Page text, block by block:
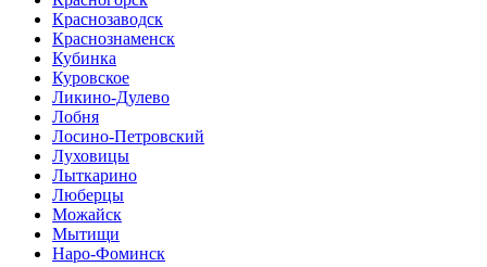
Краснозаводск
Краснознаменск
Кубинка
Куровское
Ликино-Дулево
Лобня
Лосино-Петровский
Луховицы
Лыткарино
Люберцы
Можайск
Мытищи
Наро-Фоминск